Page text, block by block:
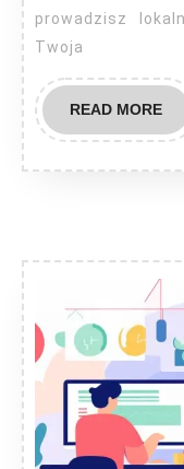
prowadzisz
Twoja
READ MORE